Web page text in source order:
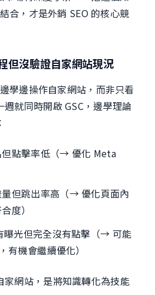
合，才是外銷 SEO 的核心競
但沒驗證自家網站現況
學邊操作自家網站，而非只看
就同時開啟 GSC，邊學理論
點擊率低（→ 優化 Meta
但跳出率高（→ 優化頁面內
度）
曝光但完全沒有點擊（→ 可能
有機會繼續優化）
家網站，是將知識轉化為技能